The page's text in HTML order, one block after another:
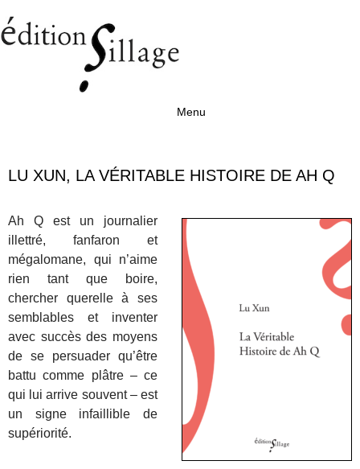
Menu
LU XUN, LA VÉRITABLE HISTOIRE DE AH Q
Ah Q est un journalier
illettré, fanfaron et
mégalomane, qui n’aime
rien tant que boire,
chercher querelle à ses
semblables et inventer
avec succès des moyens
de se persuader qu’être
battu comme plâtre – ce
qui lui arrive souvent – est
un signe infaillible de
supériorité.